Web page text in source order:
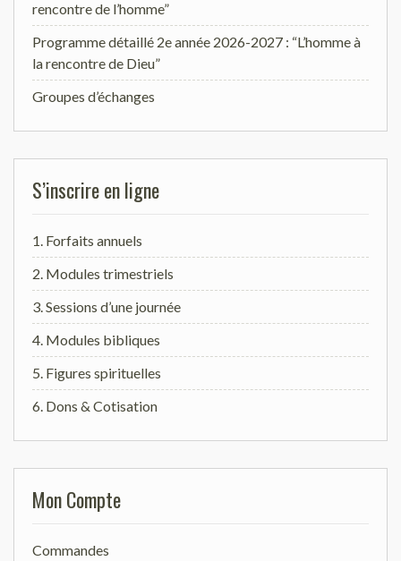
rencontre de l’homme”
Programme détaillé 2e année 2026-2027 : “L’homme à
la rencontre de Dieu”
Groupes d’échanges
S’inscrire en ligne
1. Forfaits annuels
2. Modules trimestriels
3. Sessions d’une journée
4. Modules bibliques
5. Figures spirituelles
6. Dons & Cotisation
Mon Compte
Commandes